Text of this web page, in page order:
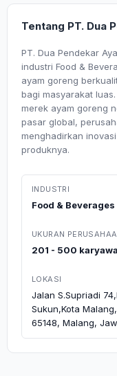
Tentang PT. Dua
PT. Dua Pendekar
industri Food &
ayam goreng
bagi masyarakat
merek ayam goreng
pasar global,
menghadirkan
produknya.
INDUSTRI
Food & Beverages
UKURAN
201 - 500
LOKASI
Jalan S.Supriadi
Sukun,Kota
65148, Malang,